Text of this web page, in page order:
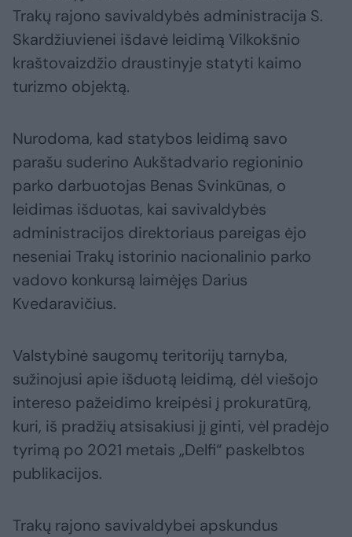
Trakų rajono savivaldybės administracija S.
Skardžiuvienei išdavė leidimą Vilkokšnio
kraštovaizdžio draustinyje statyti kaimo
turizmo objektą.
Nurodoma, kad statybos leidimą savo
parašu suderino Aukštadvario regioninio
parko darbuotojas Benas Svinkūnas, o
leidimas išduotas, kai savivaldybės
administracijos direktoriaus pareigas ėjo
neseniai Trakų istorinio nacionalinio parko
vadovo konkursą laimėjęs Darius
Kvedaravičius.
Valstybinė saugomų teritorijų tarnyba,
sužinojusi apie išduotą leidimą, dėl viešojo
intereso pažeidimo kreipėsi į prokuratūrą,
kuri, iš pradžių atsisakiusi jį ginti, vėl pradėjo
tyrimą po 2021 metais „Delfi“ paskelbtos
publikacijos.
Trakų rajono savivaldybei apskundus